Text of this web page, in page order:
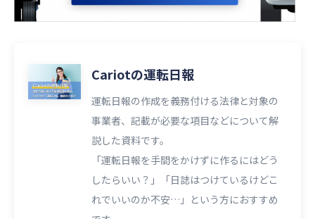
Cariotの運転日報
運転日報の作成を義務付ける法律と対象の
事業者、記載が必要な項目などについて解
説した資料です。
「運転日報を手間をかけずに作るにはどう
したらいい？」「日誌はつけているけどこ
れでいいのか不安…」という方におすすめ